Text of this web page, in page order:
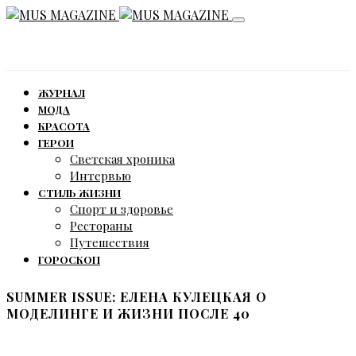
ЖУРНАЛ
МОДА
КРАСОТА
ГЕРОИ
Светская хроника
Интервью
СТИЛЬ ЖИЗНИ
Спорт и здоровье
Рестораны
Путешествия
ГОРОСКОП
SUMMER ISSUE: ЕЛЕНА КУЛЕЦКАЯ О
МОДЕЛИНГЕ И ЖИЗНИ ПОСЛЕ 40